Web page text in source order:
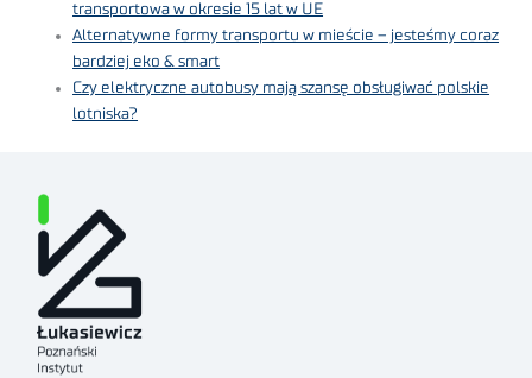
transportowa w okresie 15 lat w UE
Alternatywne formy transportu w mieście – jesteśmy coraz
bardziej eko & smart
Czy elektryczne autobusy mają szansę obsługiwać polskie
lotniska?